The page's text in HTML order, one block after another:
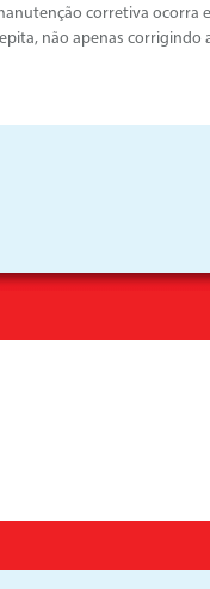
corretiva ocorra
não apenas corrigindo